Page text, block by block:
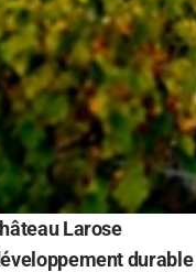
Larose
durable